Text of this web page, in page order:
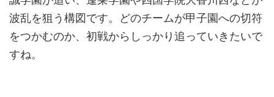
波乱を狙う構図です。どのチームが甲子園への切符
をつかむのか、初戦からしっかり追っていきたいで
すね。